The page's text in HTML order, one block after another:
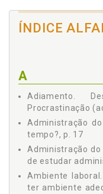
Desperdiçador de
p. 73
Desperdiçador de
89
Desperdiçador de
para Atividades que
Desperdiçador de
Deficientes, p. 107
Desperdiçador de
"Perdido na Rede", p.
Desperdiçador de
ÍNDICE
A
Adiamento.
Procrastinação
Administração
tempo?, p. 17
Administração
de estudar
Ambiente
ter ambiente